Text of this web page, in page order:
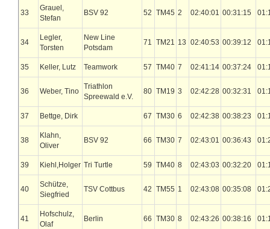
33
Grauel,
Stefan
BSV 92 52 TM45 2 02:40:01 00:31:15
34
Legler,
Torsten
New Line
Potsdam
71 TM21 13 02:40:53 00:39:12
35 Keller, Lutz Teamwork 57 TM40 7 02:41:14 00:37:24
36 Weber, Tino
Triathlon
Spreewald e.V.
80 TM19 3 02:42:28 00:32:31
37 Bettge, Dirk 67 TM30 6 02:42:38 00:38:23
38
Klahn,
Oliver
BSV 92 66 TM30 7 02:43:01 00:36:43
39 Kiehl,Holger Tri Turtle 59 TM40 8 02:43:03 00:32:20
40
Schütze,
Siegfried
TSV Cottbus 42 TM55 1 02:43:08 00:35:08
41
Hofschulz,
Olaf
Berlin 66 TM30 8 02:43:26 00:38:16